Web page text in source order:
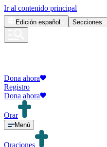
Ir al contenido principal
Edición español Secciones
Dona ahora
Registro
Dona ahora
Orar
Menú
Oraciones